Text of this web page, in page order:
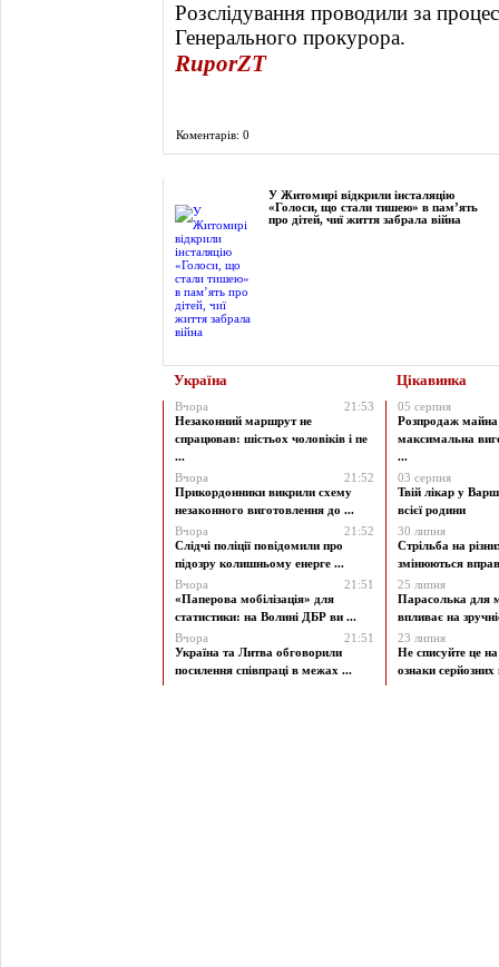
Розслідування проводили за
Генерального прокурора.
RuporZT
Коментарів: 0
У Житомирі відкрили інсталяцію
«Голоси, що стали тишею» в пам’ять
про дітей, чиї життя забрала війна
Україна Цікавинка
Вчора
21:53
Незаконний маршрут не
спрацював: шістьох чоловіків і пе
...
Вчора
21:52
Прикордонники викрили схему
незаконного виготовлення до ...
Вчора
21:52
Слідчі поліції повідомили про
підозру колишньому енерге ...
Вчора
21:51
«Паперова мобілізація» для
статистики: на Волині ДБР ви ...
Вчора
21:51
Україна та Литва обговорили
посилення співпраці в межах ...
05 серпня
Розпродаж майна
максимальна
...
03 серпня
Твій лікар у
всієї родини
30 липня
Стрільба на
змінюються
25 липня
Парасолька для
впливає на
23 липня
Не списуйте це
ознаки